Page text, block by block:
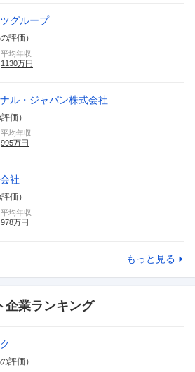
グループ
評価）
平均年収
1130万円
ル・ジャパン株式会社
価）
平均年収
995万円
社
価）
平均年収
978万円
もっと見る
企業ランキング
評価）